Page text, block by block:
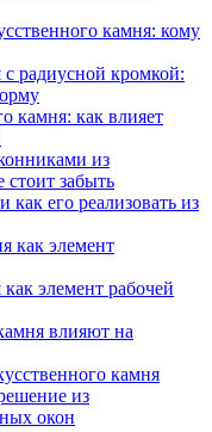
камня: кому
радиусной кромкой:
камня: как влияет
из
забыть
его реализовать из
как элемент
элемент рабочей
влияют на
камня
из
окон